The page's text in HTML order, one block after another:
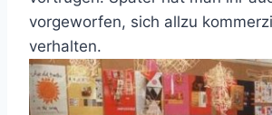
vorgeworfen, sich allzu
verhalten.